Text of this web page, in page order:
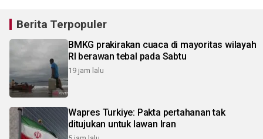
Berita Terpopuler
BMKG prakirakan cuaca di mayoritas wilayah
RI berawan tebal pada Sabtu
19 jam lalu
Wapres Turkiye: Pakta pertahanan tak
ditujukan untuk lawan Iran